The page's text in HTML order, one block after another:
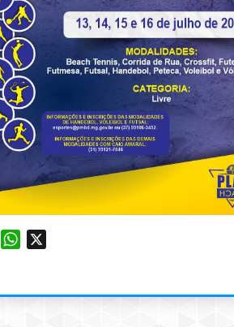
FacebookWhatsApp